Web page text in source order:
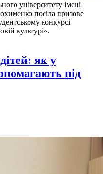
університету імені
посіла призове
конкурсі
культурі».
як у
під